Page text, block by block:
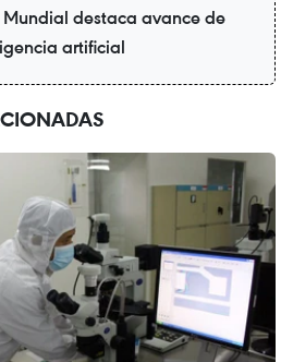
destaca avance de
artificial